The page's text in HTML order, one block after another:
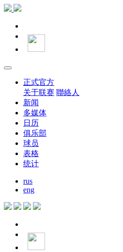
正式官方
关于联赛 聯絡人
新闻
多媒体
日历
俱乐部
球员
表格
统计
rus
eng